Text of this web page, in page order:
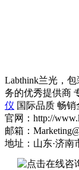
Labthink兰光，
务的优秀提供商
仪 国际品质 畅销
官网：http://
邮箱：
地址：山东·济南